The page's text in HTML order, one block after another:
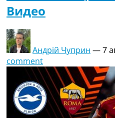
Видео
Андрій Чуприн —7
comment